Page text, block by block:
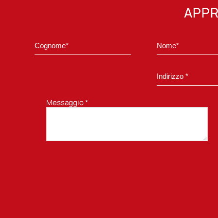
Messaggio*